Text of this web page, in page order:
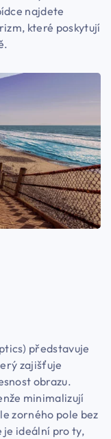
najdete
které poskytují
představuje
zajišťuje
obrazu.
minimalizují
zorného pole bez
je ideální pro ty,